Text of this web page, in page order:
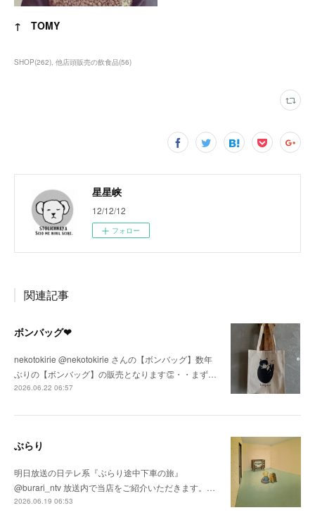
↑ TOMY
SHOP(262) 他店頭販売の飲食品(56)
星星峡
12/12/12
フォロー
関連記事
ボンバッグ❤
nekotokirie @nekotokirie さんの【ボンバッグ】数年
ぶりの【ボンバッグ】の販売となります👏・・まず…
2026.06.22 06:57
ぶらり
明日放送の日テレ系『ぶらり途中下車の旅』
@burari_ntv 放送内で当店をご紹介いただきます。…
2026.06.19 06:53